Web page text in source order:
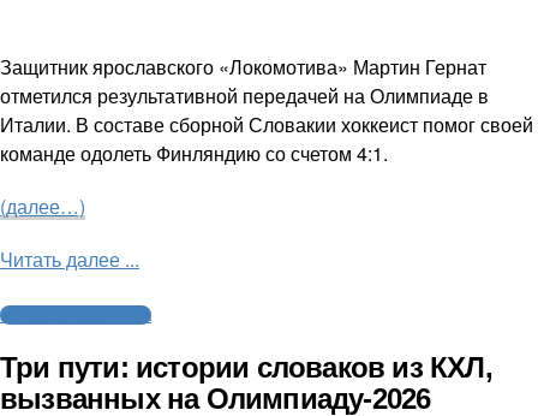
Защитник ярославского «Локомотива» Мартин Гернат
отметился результативной передачей на Олимпиаде в
Италии. В составе сборной Словакии хоккеист помог своей
команде одолеть Финляндию со счетом 4:1.
(далее…)
Читать далее ...
Интервью и аналитика
Три пути: истории словаков из КХЛ,
вызванных на Олимпиаду-2026